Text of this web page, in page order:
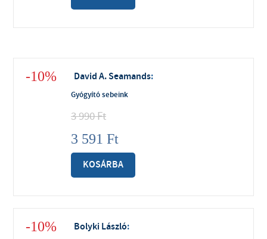
-10% David A. Seamands:
Gyógyító sebeink
3 990Ft
3 591 Ft
KOSÁRBA
-10% Bolyki László: